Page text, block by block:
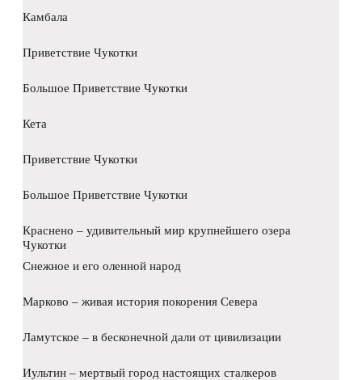
Камбала
Приветствие Чукотки
Большое Приветствие Чукотки
Кета
Приветствие Чукотки
Большое Приветствие Чукотки
Краснено – удивительный мир крупнейшего озера
Чукотки
Снежное и его оленной народ
Марково – живая история покорения Севера
Ламутское – в бесконечной дали от цивилизации
Иультин – мертвый город настоящих сталкеров